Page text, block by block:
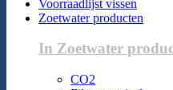
Voorraadlijst vissen
Zoetwater producten
In Zoetwater
CO2